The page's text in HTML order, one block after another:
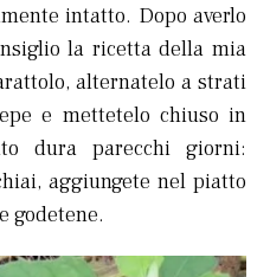
intatto. Dopo averlo
la ricetta della mia
alternatelo a strati
e mettetelo chiuso in
dura parecchi giorni:
aggiungete nel piatto
godetene.